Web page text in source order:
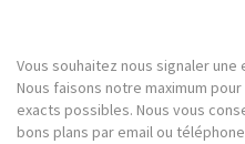
Vous souhaitez nous signaler une
Nous faisons notre maximum
exacts possibles. Nous vous
bons plans par email ou